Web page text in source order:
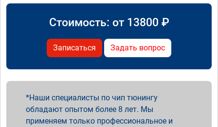
Стоимость: от 13800 ₽
Записаться Задать вопрос
Наши специалисты по чип тюнингу
обладают опытом более 8 лет. Мы
применяем только профессиональное и